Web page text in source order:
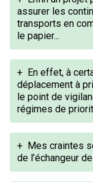
assurer les
transports en
le papier...
+ En effet, à
déplacement à
le point de
régimes de
+ Mes craintes
de l’échangeur